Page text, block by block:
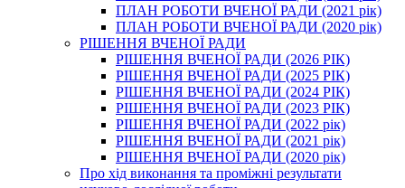
ПЛАН РОБОТИ ВЧЕНОЇ РАДИ (2021 рік)
ПЛАН РОБОТИ ВЧЕНОЇ РАДИ (2020 рік)
РІШЕННЯ ВЧЕНОЇ РАДИ
РІШЕННЯ ВЧЕНОЇ РАДИ (2026 РІК)
РІШЕННЯ ВЧЕНОЇ РАДИ (2025 РІК)
РІШЕННЯ ВЧЕНОЇ РАДИ (2024 РІК)
РІШЕННЯ ВЧЕНОЇ РАДИ (2023 РІК)
РІШЕННЯ ВЧЕНОЇ РАДИ (2022 рік)
РІШЕННЯ ВЧЕНОЇ РАДИ (2021 рік)
РІШЕННЯ ВЧЕНОЇ РАДИ (2020 рік)
Про хід виконання та проміжні результати